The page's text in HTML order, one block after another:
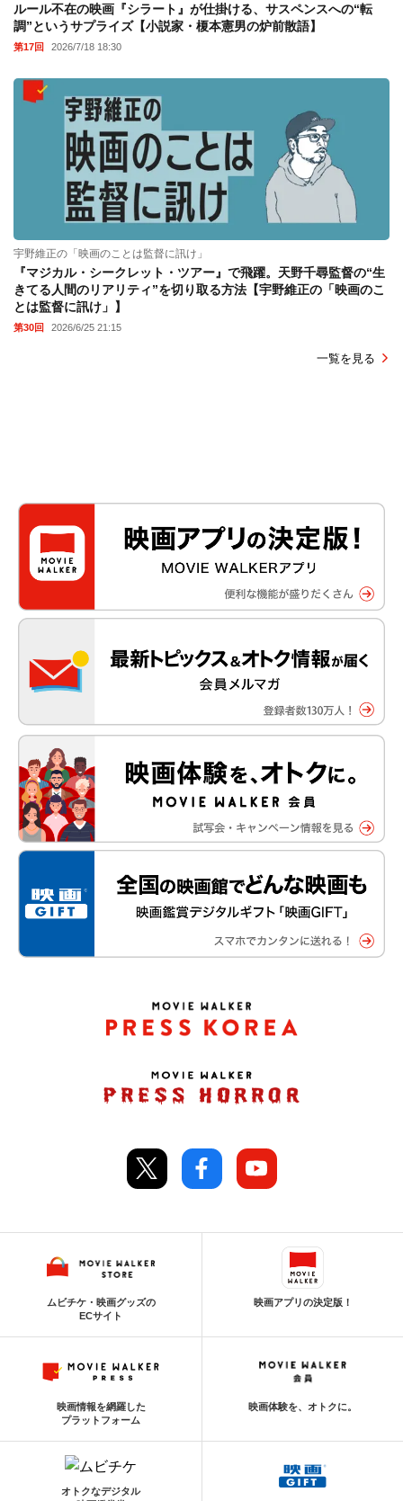
ルール不在の映画『シラート』が仕掛ける、サスペンスへの“転
調”というサプライズ【小説家・榎本憲男の炉前散語】
第17回 2026/7/18 18:30
宇野維正の「映画のことは監督に訊け」
『マジカル・シークレット・ツアー』で飛躍。天野千尋監督の“生
きてる人間のリアリティ”を切り取る方法【宇野維正の「映画のこ
とは監督に訊け」】
第30回 2026/6/25 21:15
一覧を見る
ムビチケ・映画グッズの
ECサイト
映画アプリの決定版！
映画情報を網羅した
プラットフォーム
映画体験を、オトクに。
オトクなデジタル